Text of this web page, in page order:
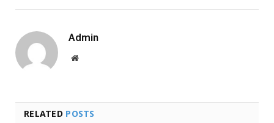
Admin
Website
RELATED POSTS